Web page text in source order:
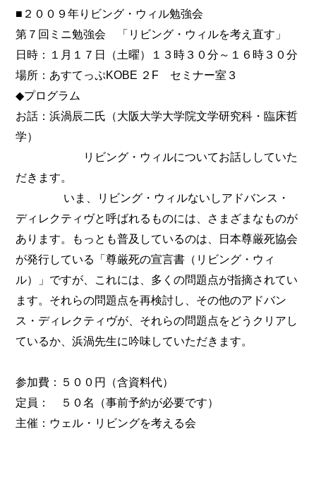
■２００９年りビング・ウィル勉強会
第７回ミニ勉強会 「リビング・ウィルを考え直す」
日時：１月１７日（土曜）１３時３０分～１６時３０分
場所：あすてっぷKOBE ２F セミナー室３
◆プログラム
お話：浜渦辰二氏（大阪大学大学院文学研究科・臨床哲
学）
リビング・ウィルについてお話ししていた
だきます。
いま、リビング・ウィルないしアドバンス・
ディレクティヴと呼ばれるものには、さまざまなものが
あります。もっとも普及しているのは、日本尊厳死協会
が発行している「尊厳死の宣言書（リビング・ウィ
ル）」ですが、これには、多くの問題点が指摘されてい
ます。それらの問題点を再検討し、その他のアドバン
ス・ディレクティヴが、それらの問題点をどうクリアし
ているか、浜渦先生に吟味していただきます。
参加費：５００円（含資料代）
定員： ５０名（事前予約が必要です）
主催：ウェル・リビングを考える会